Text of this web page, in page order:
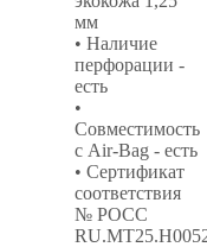
мм
• Наличие
перфорации -
есть
•
Совместимость
с Air-Bag - есть
• Сертификат
соответствия
№ РОСС